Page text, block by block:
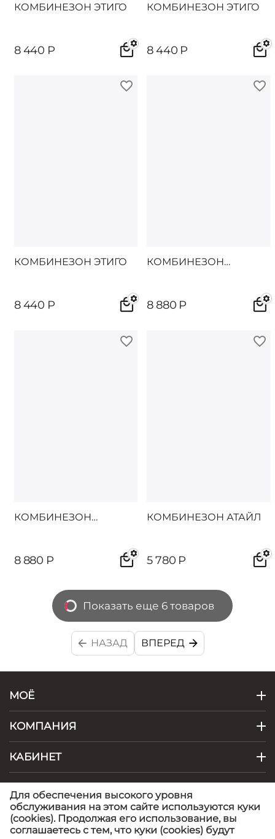
КОМБИНЕЗОН ЭТИГО
8 440 Р
КОМБИНЕЗОН ЭТИГО
8 440 Р
КОМБИНЕЗОН ЭТИГО
8 440 Р
КОМБИНЕЗОН
8 880 Р
КОМБИНЕЗОН
8 880 Р
КОМБИНЕЗОН АТАЙЛ
5 780 Р
Показать еще 6 товаров
НАЗАД ВПЕРЕД
МОЁ
КОМПАНИЯ
КАБИНЕТ
КОНТАКТЫ
© 1999 - 2026 Artel - фабрика детской одежды.
Artel
Для обеспечения высокого уровня
обслуживания на этом сайте используются куки
(cookies). Продолжая его использование, вы
соглашаетесь с тем, что куки (cookies) будут